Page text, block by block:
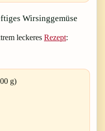
Wirsinggemüse
leckeres Rezept:
g)